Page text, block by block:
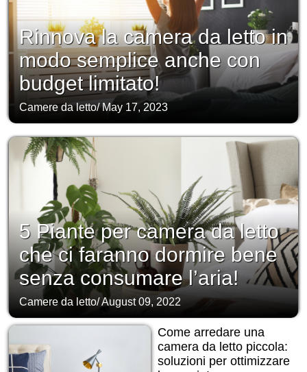
Rinnova la camera da letto in
modo semplice anche con
budget limitato!
Camere da letto/May 17, 2023
5 Piante per camera da letto
che ci faranno dormire bene
senza consumare l’aria!
Camere da letto/August 09, 2022
Come arredare una
camera da letto piccola:
soluzioni per ottimizzare